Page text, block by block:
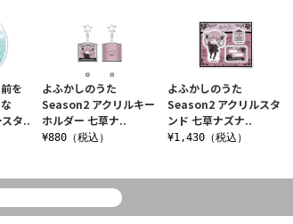
よふかしのうた
Season2 アクリルキー
ホルダー 七草ナ..
¥880（税込）
よふかしのうた
Season2 アクリルスタ
ンド 七草ナズナ..
¥1,430（税込）
を
タ..